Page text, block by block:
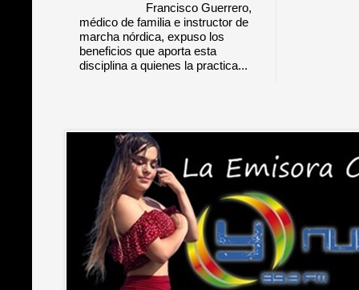
Francisco Guerrero,
médico de familia e instructor de
marcha nórdica, expuso los
beneficios que aporta esta
disciplina a quienes la practica...